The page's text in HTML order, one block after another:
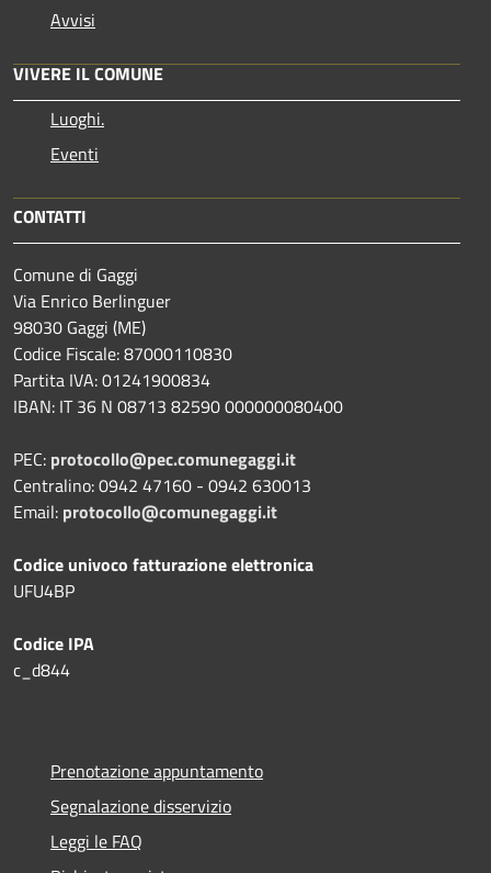
Avvisi
VIVERE IL COMUNE
Luoghi.
Eventi
CONTATTI
Comune di Gaggi
Via Enrico Berlinguer
98030 Gaggi (ME)
Codice Fiscale: 87000110830
Partita IVA: 01241900834
IBAN: IT 36 N 08713 82590 000000080400
PEC: protocollo@pec.comunegaggi.it
Centralino: 0942 47160 - 0942 630013
Email: protocollo@comunegaggi.it
Codice univoco fatturazione elettronica
UFU4BP
Codice IPA
c_d844
Prenotazione appuntamento
Segnalazione disservizio
Leggi le FAQ